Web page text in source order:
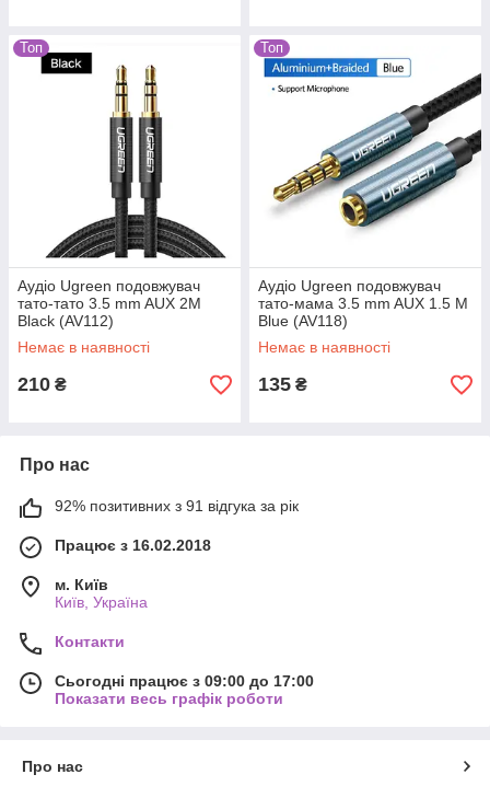
Топ
Аудіо Ugreen подовжувач
тато-тато 3.5 mm AUX 2M
Black (AV112)
Немає в наявності
210 ₴
Топ
Аудіо Ugreen подовжувач
тато-мама 3.5 mm AUX 1.5 M
Blue (AV118)
Немає в наявності
135 ₴
Про нас
92% позитивних з 91 відгука за рік
Працює з 16.02.2018
м. Київ
Київ, Україна
Контакти
Сьогодні працює з 09:00 до 17:00
Показати весь графік роботи
Про нас